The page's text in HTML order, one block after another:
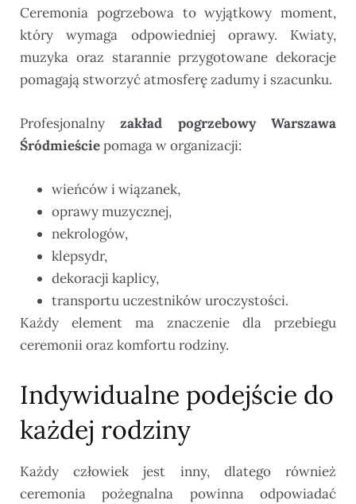
Ceremonia pogrzebowa to wyjątkowy moment,
który wymaga odpowiedniej oprawy. Kwiaty,
muzyka oraz starannie przygotowane dekoracje
pomagają stworzyć atmosferę zadumy i szacunku.
Profesjonalnyzakład pogrzebowy Warszawa
Śródmieściepomaga w organizacji:
wieńców i wiązanek,
oprawy muzycznej,
nekrologów,
klepsydr,
dekoracji kaplicy,
transportu uczestników uroczystości.
Każdy element ma znaczenie dla przebiegu
ceremonii oraz komfortu rodziny.
Indywidualne podejście do
każdej rodziny
Każdy człowiek jest inny, dlatego również
ceremonia pożegnalna powinna odpowiadać